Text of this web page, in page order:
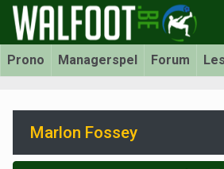
Prono Managerspel Forum
Marlon Fossey